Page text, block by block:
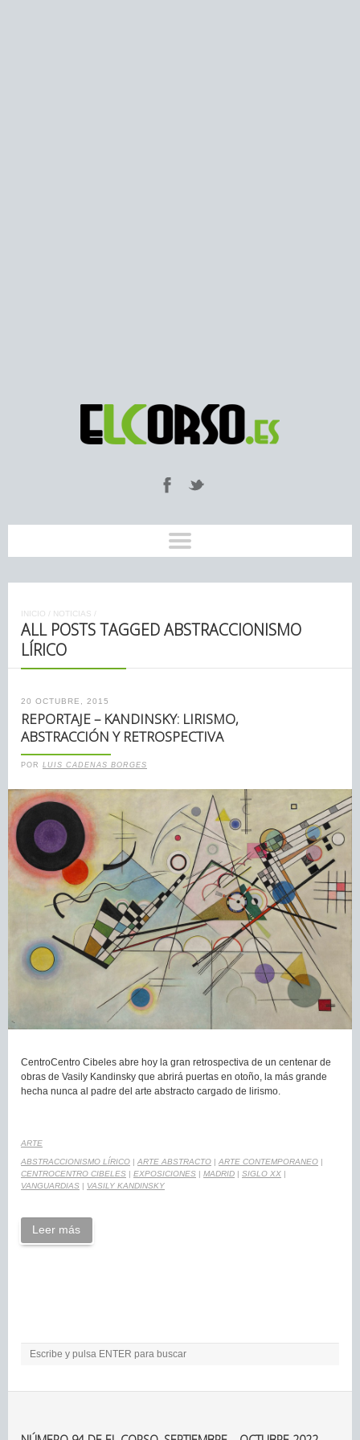
INICIO / NOTICIAS /
ALL POSTS TAGGED ABSTRACCIONISMO
LÍRICO
20 OCTUBRE, 2015
REPORTAJE – KANDINSKY: LIRISMO,
ABSTRACCIÓN Y RETROSPECTIVA
POR LUIS CADENAS BORGES
CentroCentro Cibeles abre hoy la gran retrospectiva de un centenar de
obras de Vasily Kandinsky que abrirá puertas en otoño, la más grande
hecha nunca al padre del arte abstracto cargado de lirismo.
ARTE
ABSTRACCIONISMO LÍRICO | ARTE ABSTRACTO | ARTE CONTEMPORANEO |
CENTROCENTRO CIBELES | EXPOSICIONES | MADRID | SIGLO XX |
VANGUARDIAS | VASILY KANDINSKY
Leer más